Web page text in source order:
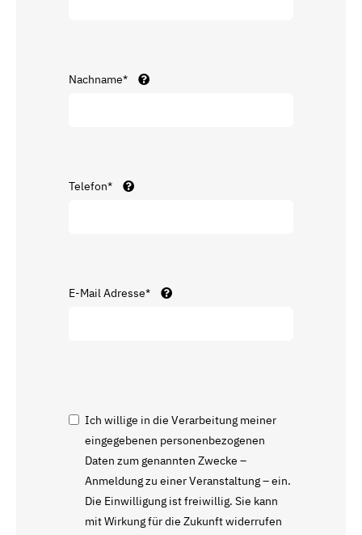
Nachname*
Telefon*
E-Mail Adresse*
Ich willige in die Verarbeitung meiner
eingegebenen personenbezogenen
Daten zum genannten Zwecke –
Anmeldung zu einer Veranstaltung – ein.
Die Einwilligung ist freiwillig. Sie kann
mit Wirkung für die Zukunft widerrufen